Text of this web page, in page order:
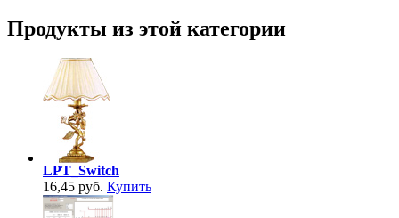
Продукты из этой категории
LPT_Switch
16,45 руб. Купить